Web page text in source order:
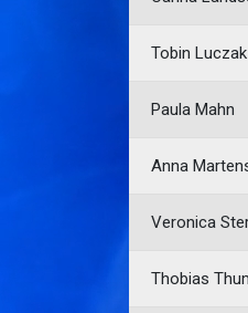
Tobin Luczak
Paula Mahn
Anna
Veronica
Thobias